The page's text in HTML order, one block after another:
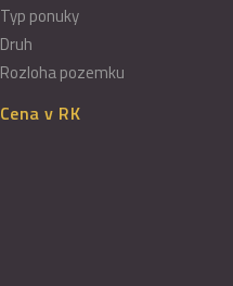
Typ ponuky
Druh
Rozloha pozemku
Cena v RK